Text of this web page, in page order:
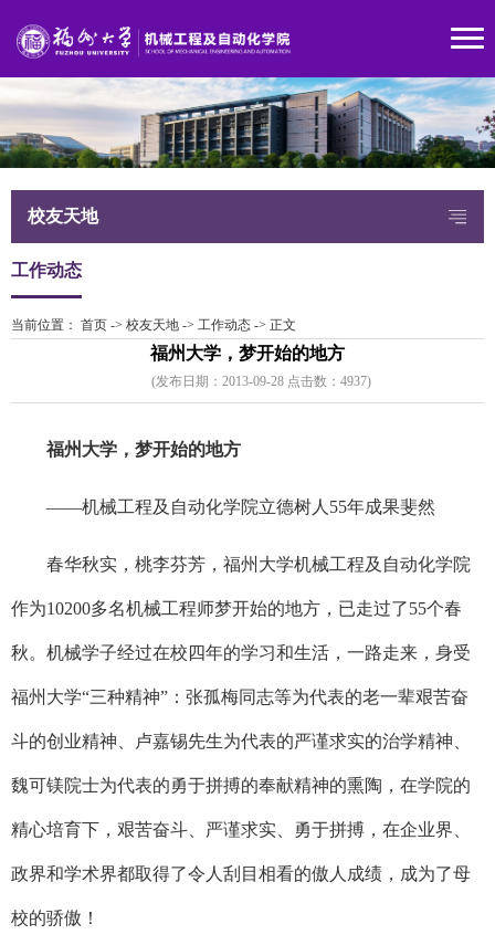
校友天地
工作动态
当前位置： 首页 -> 校友天地 -> 工作动态 -> 正文
福州大学，梦开始的地方
(发布日期：2013-09-28 点击数： 4937)
福州大学，梦开始的地方
——机械工程及自动化学院立德树人55年成果斐然
春华秋实，桃李芬芳，福州大学机械工程及自动化学院
作为10200多名机械工程师梦开始的地方，已走过了55个春
秋。机械学子经过在校四年的学习和生活，一路走来，身受
福州大学“三种精神”：张孤梅同志等为代表的老一辈艰苦奋
斗的创业精神、卢嘉锡先生为代表的严谨求实的治学精神、
魏可镁院士为代表的勇于拼搏的奉献精神的熏陶，在学院的
精心培育下，艰苦奋斗、严谨求实、勇于拼搏，在企业界、
政界和学术界都取得了令人刮目相看的傲人成绩，成为了母
校的骄傲！